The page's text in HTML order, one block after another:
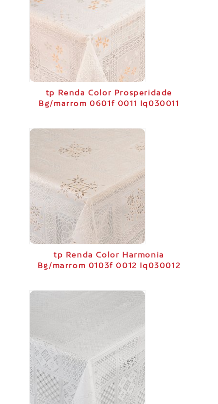
tp Renda Color Prosperidade
Bg/marrom 0601f 0011 Iq030011
tp Renda Color Harmonia
Bg/marrom 0103f 0012 Iq030012